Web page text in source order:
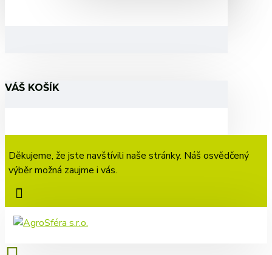
VÁŠ KOŠÍK
Děkujeme, že jste navštívili naše stránky. Náš osvědčený
výběr možná zaujme i vás.